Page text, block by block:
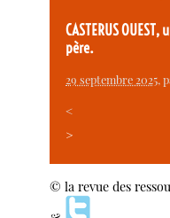
CASTERUS
père.
29 septembre 2025,
<
>
© la revue des